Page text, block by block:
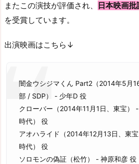
またこの演技が評価され、
日本映画
を受賞しています。
出演映画はこちら↓
闇金ウシジマくん Part2（2014年5月
部 / SDP） - 少年D 役
クローバー（2014年11月1日、東宝）
時代） 役
アオハライド（2014年12月13日、東
時代） 役
ソロモンの偽証（松竹） - 神原和彦 役